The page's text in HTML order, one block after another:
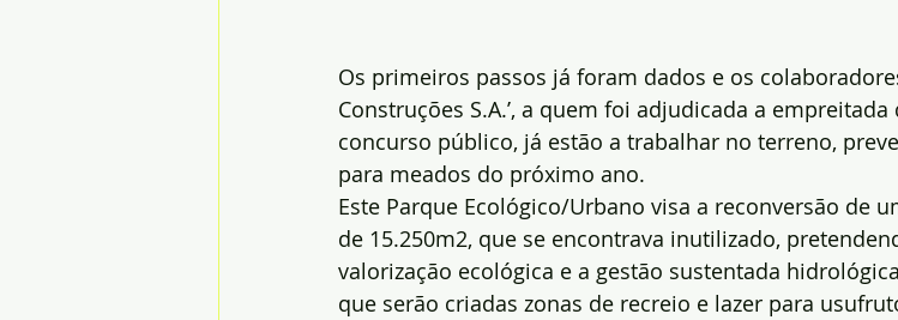
Os primeiros passos já foram dados e os
Construções S.A.’, a quem foi adjudicada a
concurso público, já estão a trabalhar no terreno,
para meados do próximo ano.
Este Parque Ecológico/Urbano visa a reconversão de
de 15.250m2, que se encontrava inutilizado,
valorização ecológica e a gestão sustentada
que serão criadas zonas de recreio e lazer para